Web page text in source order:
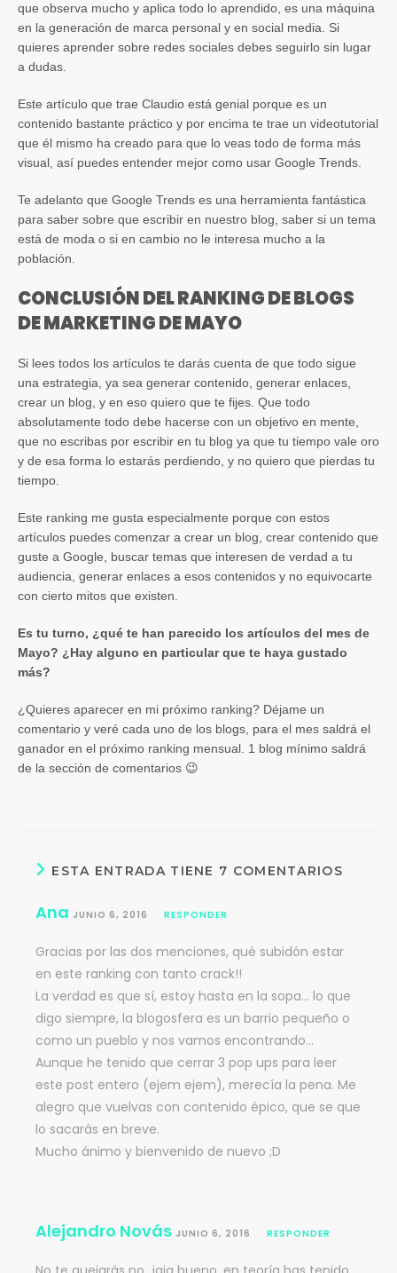
que observa mucho y aplica todo lo aprendido, es una máquina
en la generación de marca personal y en social media. Si
quieres aprender sobre redes sociales debes seguirlo sin lugar
a dudas.
Este artículo que trae Claudio está genial porque es un
contenido bastante práctico y por encima te trae un videotutorial
que él mismo ha creado para que lo veas todo de forma más
visual, así puedes entender mejor como usar Google Trends.
Te adelanto que Google Trends es una herramienta fantástica
para saber sobre que escribir en nuestro blog, saber si un tema
está de moda o si en cambio no le interesa mucho a la
población.
CONCLUSIÓN DEL RANKING DE BLOGS
DE MARKETING DE MAYO
Si lees todos los artículos te darás cuenta de que todo sigue
una estrategia, ya sea generar contenido, generar enlaces,
crear un blog, y en eso quiero que te fijes. Que todo
absolutamente todo debe hacerse con un objetivo en mente,
que no escribas por escribir en tu blog ya que tu tiempo vale oro
y de esa forma lo estarás perdiendo, y no quiero que pierdas tu
tiempo.
Este ranking me gusta especialmente porque con estos
artículos puedes comenzar a crear un blog, crear contenido que
guste a Google, buscar temas que interesen de verdad a tu
audiencia, generar enlaces a esos contenidos y no equivocarte
con cierto mitos que existen.
Es tu turno, ¿qué te han parecido los artículos del mes de
Mayo? ¿Hay alguno en particular que te haya gustado
más?
¿Quieres aparecer en mi próximo ranking? Déjame un
comentario y veré cada uno de los blogs, para el mes saldrá el
ganador en el próximo ranking mensual. 1 blog mínimo saldrá
de la sección de comentarios 😉
ESTA ENTRADA TIENE 7 COMENTARIOS
Ana JUNIO 6, 2016 RESPONDER
Gracias por las dos menciones, qué subidón estar
en este ranking con tanto crack!!
La verdad es que sí, estoy hasta en la sopa… lo que
digo siempre, la blogosfera es un barrio pequeño o
como un pueblo y nos vamos encontrando…
Aunque he tenido que cerrar 3 pop ups para leer
este post entero (ejem ejem), merecía la pena. Me
alegro que vuelvas con contenido épico, que se que
lo sacarás en breve.
Mucho ánimo y bienvenido de nuevo ;D
Alejandro Novás JUNIO 6, 2016 RESPONDER